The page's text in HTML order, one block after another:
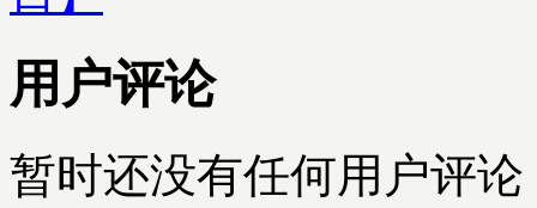
用户评论
暂时还没有任何用户评论